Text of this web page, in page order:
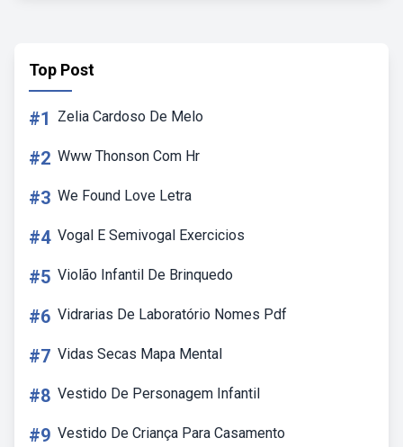
Top Post
#1 Zelia Cardoso De Melo
#2 Www Thonson Com Hr
#3 We Found Love Letra
#4 Vogal E Semivogal Exercicios
#5 Violão Infantil De Brinquedo
#6 Vidrarias De Laboratório Nomes Pdf
#7 Vidas Secas Mapa Mental
#8 Vestido De Personagem Infantil
#9 Vestido De Criança Para Casamento